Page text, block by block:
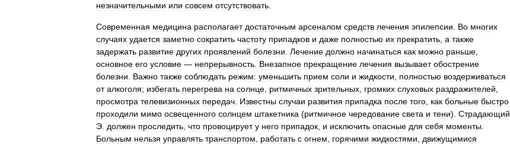
незначительными или совсем отсутствовать
Современная медицина располагает достаточным арсеналом средств лечения эпилепсии Во многих
случаях удается заметно сократить частоту припадков и даже полностью их прекратить а также
задержать развитие других проявлений болезни Лечение должно начинаться как можно раньше
основное его условие — непрерывность Внезапное прекращение лечения вызывает обострение
болезни
Важно также соблюдать режим: уменьшить прием соли и жидкости полностью воздерживаться
от алкоголя; избегать перегрева на солнце ритмичных зрительных громких слуховых раздражителей
просмотра телевизионных передач Известны случаи развития припадка после того как больные быстро
проходили мимо освещенного солнцем штакетника (ритмичное чередование света и тени). Страдающий
Э должен проследить что провоцирует у него припадок и исключить опасные для себя моменты
Больным нельзя управлять транспортом работать с огнем горячими жидкостями
движущимися